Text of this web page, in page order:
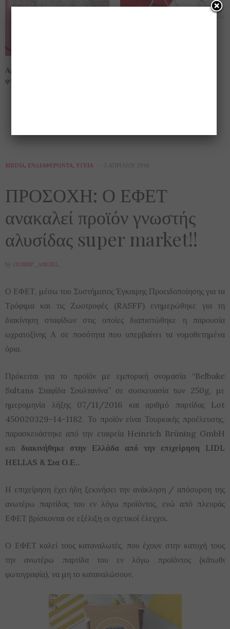
Αμυγδαλωτά φούρνου… όπως τα
φτιάχνουν στην Χίο!!
MEDIA, ΕΝΔΙΑΦΈΡΟΝΤΑ, ΥΓΕΊΑ 3 ΑΠΡΙΛΊΟΥ 2016
ΠΡΟΣΟΧΗ: Ο ΕΦΕΤ
ανακαλεί προϊόν γνωστής
αλυσίδας super market!!
by GOSSIP_ANGEL
Ο ΕΦΕΤ, µέσω του Συστήµατος Έγκαιρης Προειδοποίησης για τα
Τρόφιµα και τις Ζωοτροφές (RASFF) ενηµερώθηκε για τη
διακίνηση σταφίδων στις οποίες διαπιστώθηκε η παρουσία
ωχρατοξίνης Α σε ποσότητα που υπερβαίνει τα νοµοθετηµένα
όρια.
Πρόκειται για το προϊόν µε εµπορική ονοµασία “Belbake
Sultans Σταφίδα Σουλτανίνα” σε συσκευασία των 250g, µε
ηµεροµηνία λήξης 07/11/2016 και αριθµό παρτίδας Lot
450020329-14-1182. Το προϊόν είναι Τουρκικής προέλευσης,
παρασκευάστηκε από την εταιρεία Heinrich Brüning GmbH
και διακινήθηκε στην Ελλάδα από την επιχείρηση LIDL
HELLAS & Σια Ο.Ε..
Η επιχείρηση έχει ήδη ξεκινήσει την ανάκληση / απόσυρση της
ανωτέρω παρτίδας του εν λόγω προϊόντος, ενώ από πλευράς
ΕΦΕΤ βρίσκονται σε εξέλιξη οι σχετικοί έλεγχοι.
Ο ΕΦΕΤ καλεί τους καταναλωτές, που έχουν στην κατοχή τους
την ανωτέρω παρτίδα του εν λόγω προϊόντος (κάτωθι
φωτογραφία), να µη το καταναλώσουν.